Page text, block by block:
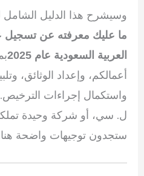
وسيشرح هذا الدليل الشامل
ما عليك معرفته عن تسجيل
العربية السعودية عام 2025
أعمالكم، وإعداد الوثائق،
واستكمال إجراءات
ل. سي، أو شركة وحيدة
ستجدون توجيهات واضحة